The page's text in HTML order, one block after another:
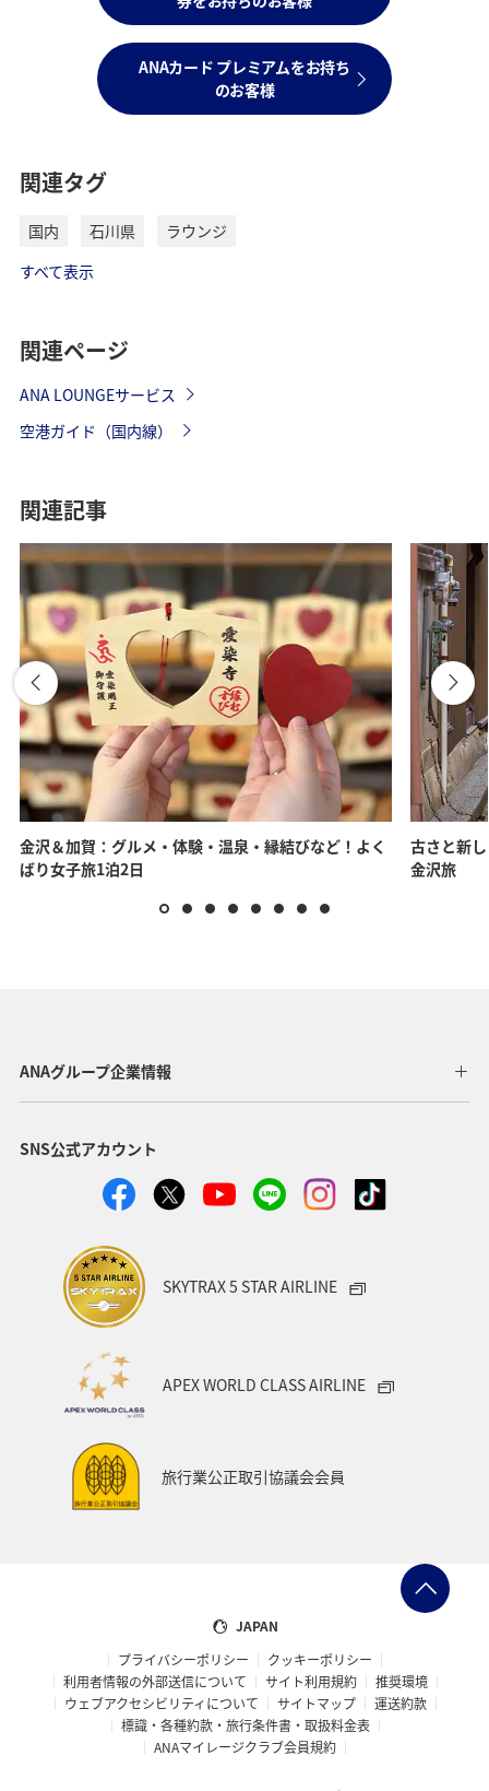
ANAカード プレミアムをお持ち
のお客様
関連タグ
国内 石川県
ラウンジ
すべて表示
関連ページ
ANA LOUNGEサービス
空港ガイド（国内線）
関連記事
金沢＆加賀：グルメ・体験・温泉・縁結びなど！よく
ばり女子旅1泊2日
古さと新
金沢旅
ANAグループ企業情報
SNS公式アカウント
SKYTRAX 5 STAR AIRLINE
APEX WORLD CLASS AIRLINE
旅行業公正取引協議会会員
JAPAN
プライバシーポリシー
クッキーポリシー
利用者情報の外部送信について
サイト利用規約
推奨環境
ウェブアクセシビリティについて
サイトマップ
運送約款
標識・各種約款・旅行条件書・取扱料金表
ANAマイレージクラブ会員規約